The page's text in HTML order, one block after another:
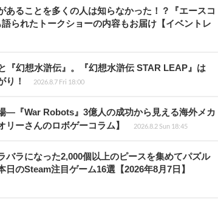
あることを多くの人は知らなかった！？『エースコ
られたトークショーの内容もお届け【イベントレ
『幻想水滸伝』。『幻想水滸伝 STAR LEAP』は
り！
2026.8.7 Fri 18:00
―『War Robots』3億人の成功から見える海外メカ
ーさんのロボゲーコラム】
2026.8.2 Sun 18:45
ラになった2,000個以上のピースを集めてパズル
のSteam注目ゲーム16選【2026年8月7日】